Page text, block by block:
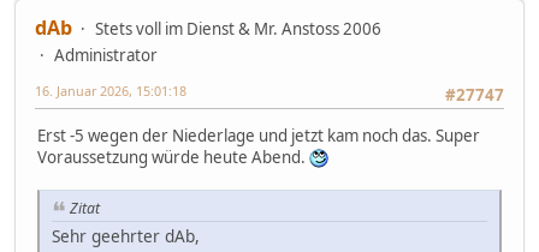
dAb
Stets voll im Dienst & Mr. Anstoss 2006
Administrator
#27747
16. Januar 2026, 15:01:18
Erst -5 wegen der Niederlage und jetzt kam noch das. Super
Voraussetzung würde heute Abend.
Zitat
Sehr geehrter dAb,